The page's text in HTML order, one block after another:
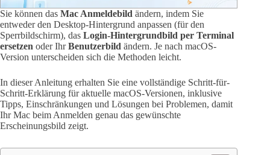
Sie können das Mac Anmeldebild ändern, indem Sie
entweder den Desktop-Hintergrund anpassen (für den
Sperrbildschirm), das Login-Hintergrundbild per Terminal
ersetzen oder IhrBenutzerbild ändern. Je nach macOS-
Version unterscheiden sich die Methoden leicht.
In dieser Anleitung erhalten Sie eine vollständige Schritt-für-
Schritt-Erklärung für aktuelle macOS-Versionen, inklusive
Tipps, Einschränkungen und Lösungen bei Problemen, damit
Ihr Mac beim Anmelden genau das gewünschte
Erscheinungsbild zeigt.